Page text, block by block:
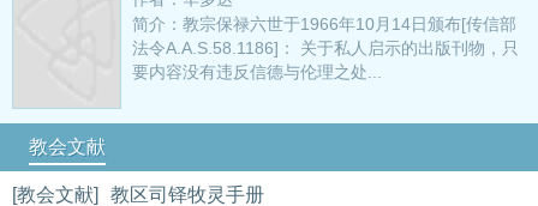
简介：教宗保禄六世于1966年10月14日颁布[传信部
法令A.A.S.58.1186]： 关于私人启示的出版刊物，只
要内容没有违反信德与伦理之处...
教会文献
[教会文献] 教区司铎牧灵手册